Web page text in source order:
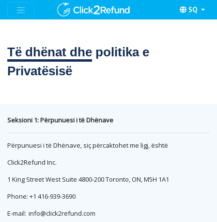
SQ
Të dhënat dhe politika e
Privatësisë
Seksioni 1: Përpunuesi i të Dhënave
Përpunuesi i të Dhënave, siç përcaktohet me ligj, është
Click2Refund Inc.
1 King Street West Suite 4800-200 Toronto, ON, M5H 1A1
Phone: +1 416-939-3690
E-mail: info@click2refund.com